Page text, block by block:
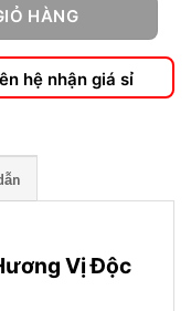
HÀNG
hệ nhận giá sỉ
Vị Độc